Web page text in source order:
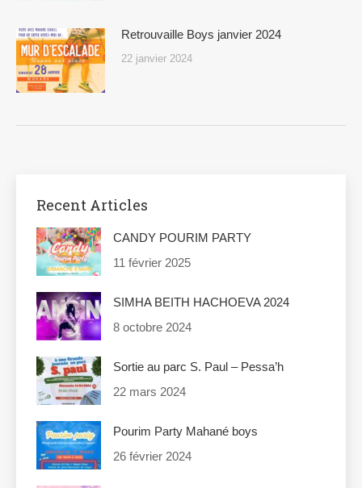
Retrouvaille Boys janvier 2024
22 janvier 2024
Recent Articles
CANDY POURIM PARTY
11 février 2025
SIMHA BEITH HACHOEVA 2024
8 octobre 2024
Sortie au parc S. Paul – Pessa’h
22 mars 2024
Pourim Party Mahané boys
26 février 2024